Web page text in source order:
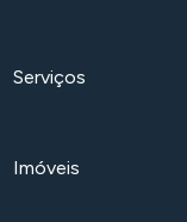
Serviços
Imóveis